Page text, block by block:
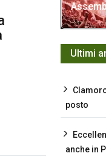
Ultimi
posto
anche in